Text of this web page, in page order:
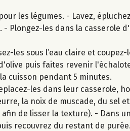
les légumes. - Lavez,
- Plongez-les dans la casserole
les sous l’eau claire et
puis faites revenir
cuisson pendant 5 minutes.
les dans leur casserole,
la noix de muscade, du sel
de lisser la texture). - Dans
recouvrez du restant de